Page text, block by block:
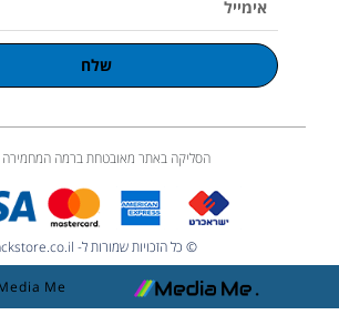
שלח
הסליקה באתר מאובטחת ברמה המחמירה
© כל הזכויות שמורות ל- Hackstore.co.il
Me